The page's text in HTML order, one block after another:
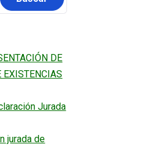
DE
EXISTENCIAS
Jurada
jurada de